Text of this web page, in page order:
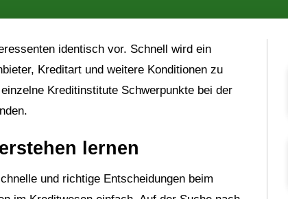
identisch vor. Schnell wird ein
Kreditart und weitere Konditionen zu
Kreditinstitute Schwerpunkte bei der
lernen
und richtige Entscheidungen beim